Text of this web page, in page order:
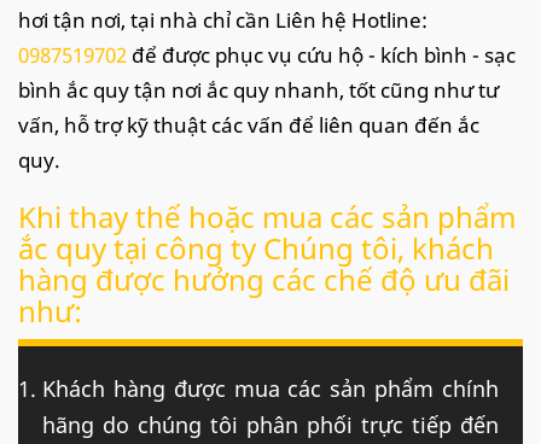
hơi tận nơi, tại nhà chỉ cần Liên hệ Hotline:
0987519702 để được phục vụ cứu hộ - kích bình - sạc
bình ắc quy tận nơi ắc quy nhanh, tốt cũng như tư
vấn, hỗ trợ kỹ thuật các vấn để liên quan đến ắc
quy.
Khi thay thế hoặc mua các sản phẩm
ắc quy tại công ty Chúng tôi, khách
hàng được hưởng các chế độ ưu đãi
như:
Khách hàng được mua các sản phẩm chính
hãng do chúng tôi phân phối trực tiếp đến